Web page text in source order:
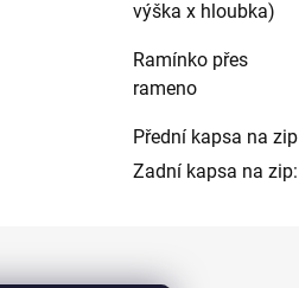
výška x hloubka)
Ramínko přes
rameno
Přední kapsa na zip
Zadní kapsa na zip: